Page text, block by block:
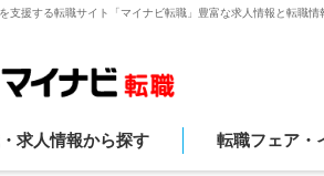
支援する転職サイト「マイナビ転職」豊富な求人情報と転職
求人情報から探す 転職フェア・